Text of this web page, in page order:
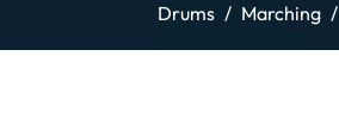
Drums Marching